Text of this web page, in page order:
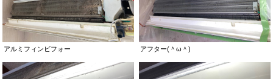
アルミフィンビフォー アフター(＾ω＾)